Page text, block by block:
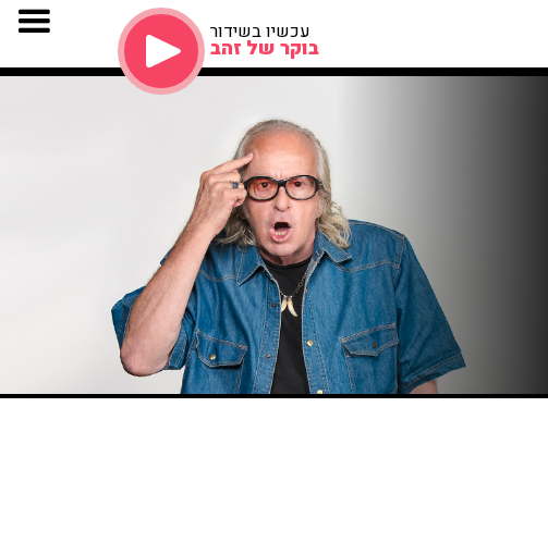
עכשיו בשידור
בוקר של זהב